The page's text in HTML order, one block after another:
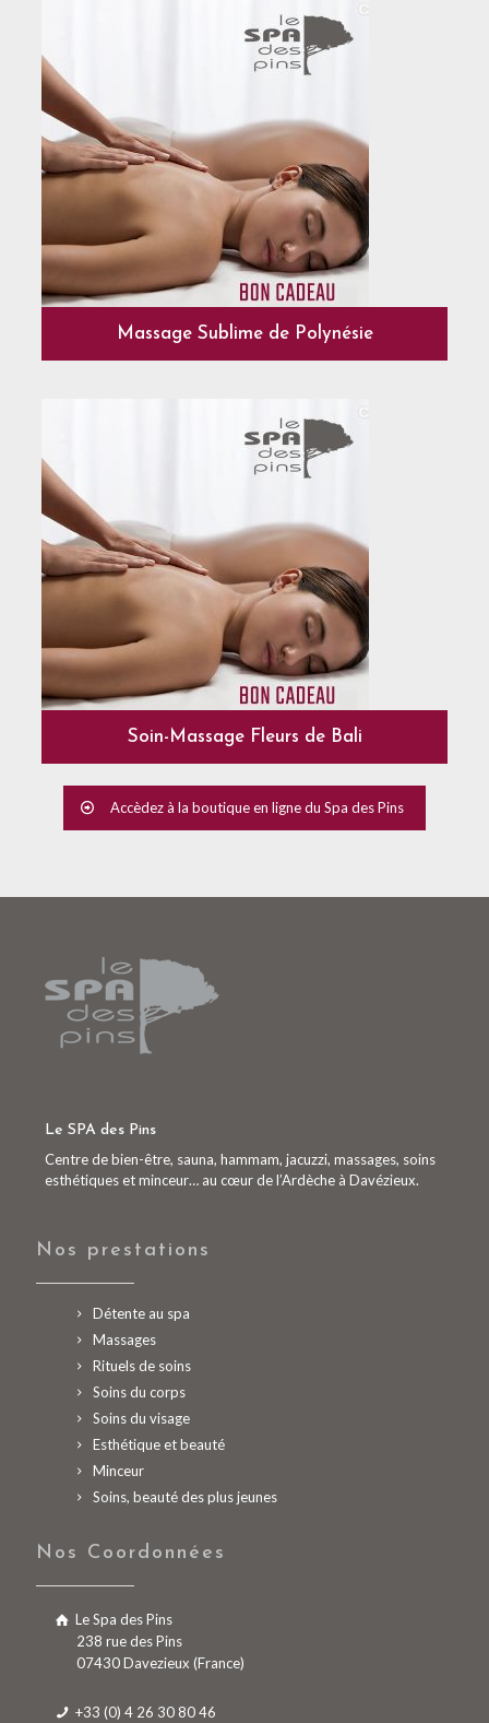
Massage Sublime de Polynésie
Soin-Massage Fleurs de Bali
Accèdez à la boutique en ligne du Spa des Pins
Le SPA des Pins
Centre de bien-être, sauna, hammam, jacuzzi, massages, soins
esthétiques et minceur… au cœur de l’Ardèche à Davézieux.
Nos prestations
Détente au spa
Massages
Rituels de soins
Soins du corps
Soins du visage
Esthétique et beauté
Minceur
Soins, beauté des plus jeunes
Nos Coordonnées
Le Spa des Pins
238 rue des Pins
07430 Davezieux (France)
+33 (0) 4 26 30 80 46